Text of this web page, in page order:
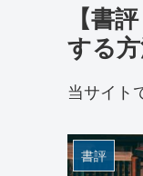
【書
する
当サイト
書評